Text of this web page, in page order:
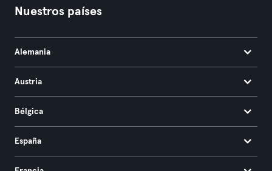
Nuestros países
Alemania
Austria
Bélgica
España